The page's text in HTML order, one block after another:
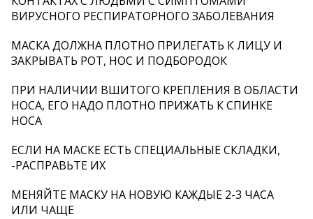
ВИРУСНОГО РЕСПИРАТОРНОГО ЗАБОЛЕВАНИЯ
МАСКА ДОЛЖНА ПЛОТНО ПРИЛЕГАТЬ К ЛИЦУ И
ЗАКРЫВАТЬ РОТ, НОС И ПОДБОРОДОК
ПРИ НАЛИЧИИ ВШИТОГО КРЕПЛЕНИЯ В ОБЛАСТИ
НОСА, ЕГО НАДО ПЛОТНО ПРИЖАТЬ К СПИНКЕ
НОСА
ЕСЛИ НА МАСКЕ ЕСТЬ СПЕЦИАЛЬНЫЕ СКЛАДКИ,
-РАСПРАВЬТЕ ИХ
МЕНЯЙТЕ МАСКУ НА НОВУЮ КАЖДЫЕ 2-3 ЧАСА
ИЛИ ЧАЩЕ